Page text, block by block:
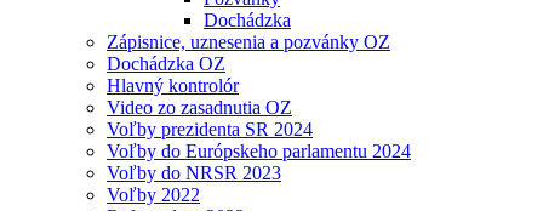
Dochádzka
Zápisnice, uznesenia a pozvánky OZ
Dochádzka OZ
Hlavný kontrolór
Video zo zasadnutia OZ
Voľby prezidenta SR 2024
Voľby do Európskeho parlamentu 2024
Voľby do NRSR 2023
Voľby 2022